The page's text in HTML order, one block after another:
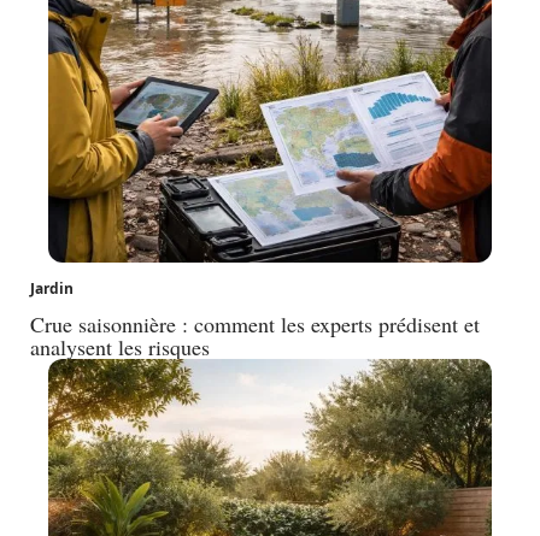
Jardin
Crue saisonnière : comment les experts prédisent et
analysent les risques